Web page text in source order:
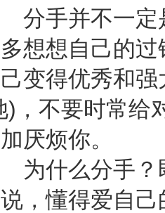
手并不一定
想想自己的
变得优秀和
)，不要时常给
厌烦你。
什么分手？
，懂得爱自